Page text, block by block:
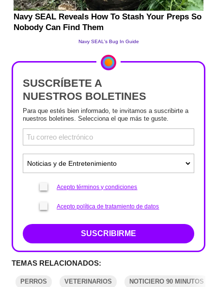
SUSCRÍBETE A
NUESTROS BOLETINES
Para que estés bien informado, te invitamos a suscribirte a
nuestros boletines. Selecciona el que más te guste.
Acepto términos y condiciones
Acepto política de tratamiento de datos
SUSCRIBIRME
TEMAS RELACIONADOS:
PERROS VETERINARIOS NOTICIERO 90 MINUTOS